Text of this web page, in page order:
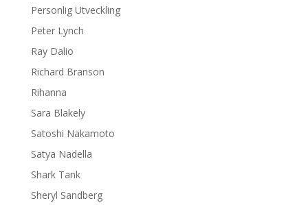
Personlig Utveckling
Peter Lynch
Ray Dalio
Richard Branson
Rihanna
Sara Blakely
Satoshi Nakamoto
Satya Nadella
Shark Tank
Sheryl Sandberg